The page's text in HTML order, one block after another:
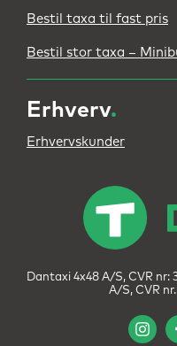
Bestil taxa til fast pris
Bestil stor taxa –
Erhverv.
Erhvervskunder
Dantaxi 4x48 A/S, CVR nr:
A/S, CVR